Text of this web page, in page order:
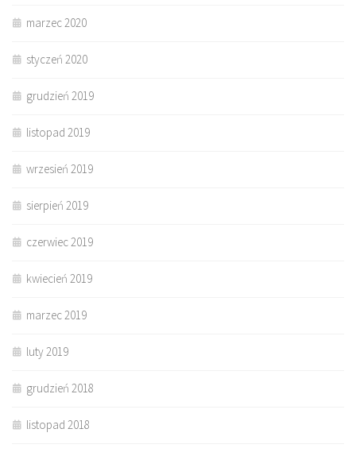
marzec 2020
styczeń 2020
grudzień 2019
listopad 2019
wrzesień 2019
sierpień 2019
czerwiec 2019
kwiecień 2019
marzec 2019
luty 2019
grudzień 2018
listopad 2018